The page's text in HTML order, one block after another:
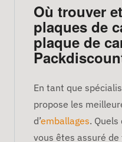
Où trouver
plaques de
plaque de
En tant que
propose les
d’emballages.
vous êtes assuré